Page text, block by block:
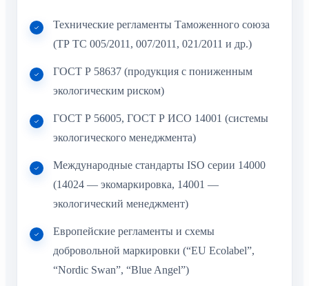
Технические регламенты Таможенного союза
(ТР ТС 005/2011, 007/2011, 021/2011 и др.)
ГОСТ Р 58637 (продукция с пониженным
экологическим риском)
ГОСТ Р 56005, ГОСТ Р ИСО 14001 (системы
экологического менеджмента)
Международные стандарты ISO серии 14000
(14024 — экомаркировка, 14001 —
экологический менеджмент)
Европейские регламенты и схемы
добровольной маркировки (“EU Ecolabel”,
“Nordic Swan”, “Blue Angel”)